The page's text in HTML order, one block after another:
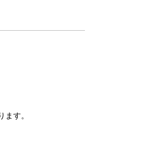
ます。